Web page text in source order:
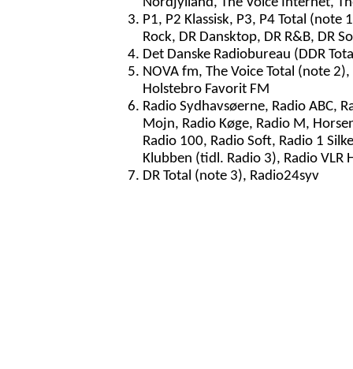
P1, P2 Klassisk, P3, P4 Total (note
Rock, DR Dansktop, DR R&B, DR
Det Danske Radiobureau (DDR
NOVA fm, The Voice Total (note
Holstebro Favorit FM
Radio Sydhavsøerne, Radio ABC,
Mojn, Radio Køge, Radio M,
Radio 100, Radio Soft, Radio 1
Klubben (tidl. Radio 3), Radio VLR
DR Total (note 3), Radio24syv